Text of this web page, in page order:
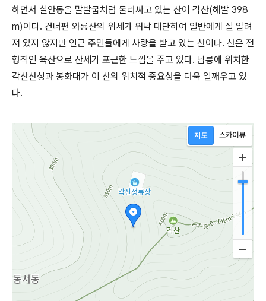
하면서 실안동을 말발굽처럼 둘러싸고 있는 산이 각산(해발 398
m)이다. 건너편 와룡산의 위세가 워낙 대단하여 일반에게 잘 알려
져 있지 않지만 인근 주민들에게 사랑을 받고 있는 산이다. 산은 전
형적인 육산으로 산세가 포근한 느낌을 주고 있다. 남릉에 위치한
각산산성과 봉화대가 이 산의 위치적 중요성을 더욱 일깨우고 있
다.